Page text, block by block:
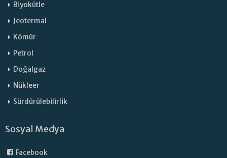
Biyokütle
Jeotermal
Kömür
Petrol
Doğalgaz
Nükleer
Sürdürülebilirlik
Sosyal Medya
Facebook